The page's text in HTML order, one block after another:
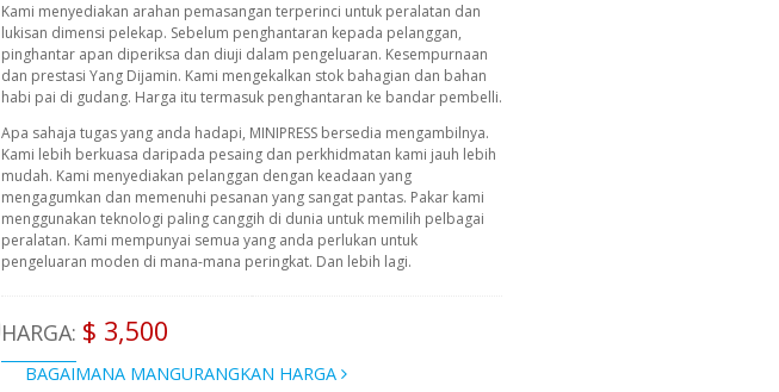
Kami menyediakan arahan pemasangan terperinci untuk peralatan dan
lukisan dimensi pelekap. Sebelum penghantaran kepada pelanggan,
pinghantar apan diperiksa dan diuji dalam pengeluaran. Kesempurnaan
dan prestasi Yang Dijamin. Kami mengekalkan stok bahagian dan bahan
habi pai di gudang. Harga itu termasuk penghantaran ke bandar pembelli.
Apa sahaja tugas yang anda hadapi, MINIPRESS bersedia mengambilnya.
Kami lebih berkuasa daripada pesaing dan perkhidmatan kami jauh lebih
mudah. Kami menyediakan pelanggan dengan keadaan yang
mengagumkan dan memenuhi pesanan yang sangat pantas. Pakar kami
menggunakan teknologi paling canggih di dunia untuk memilih pelbagai
peralatan. Kami mempunyai semua yang anda perlukan untuk
pengeluaran moden di mana-mana peringkat. Dan lebih lagi.
HARGA: $ 3,500
BAGAIMANA MANGURANGKAN HARGA